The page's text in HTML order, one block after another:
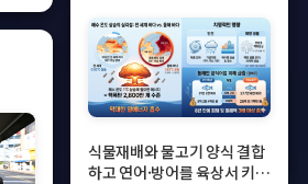
식물재배와 물고기 양식 결합
하고 연어·방어를 육상서 키